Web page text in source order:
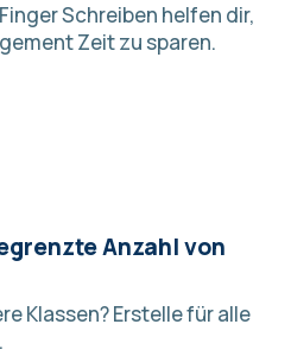
Schreiben helfen dir,
Zeit zu sparen.
Anzahl von
Klassen?Erstelle für alle
.